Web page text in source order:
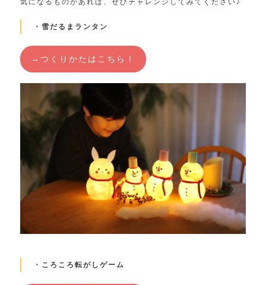
気になるものがあれば、ぜひチャレンジしてみてください♪
・雪だるまランタン
→つくりかたはこちら！
・ころころ転がしゲーム